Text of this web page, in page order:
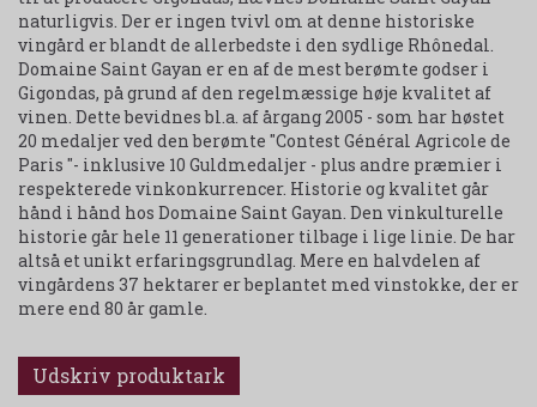
naturligvis. Der er ingen tvivl om at denne historiske
vingård er blandt de allerbedste i den sydlige Rhônedal.
Domaine Saint Gayan er en af de mest berømte godser i
Gigondas, på grund af den regelmæssige høje kvalitet af
vinen. Dette bevidnes bl.a. af årgang 2005 - som har høstet
20 medaljer ved den berømte "Contest Général Agricole de
Paris "- inklusive 10 Guldmedaljer - plus andre præmier i
respekterede vinkonkurrencer. Historie og kvalitet går
hånd i hånd hos Domaine Saint Gayan. Den vinkulturelle
historie går hele 11 generationer tilbage i lige linie. De har
altså et unikt erfaringsgrundlag. Mere en halvdelen af
vingårdens 37 hektarer er beplantet med vinstokke, der er
mere end 80 år gamle.
Udskriv produktark